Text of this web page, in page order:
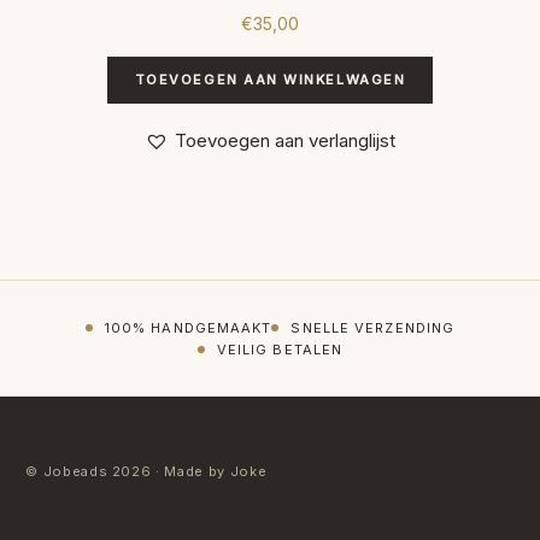
€35,00
TOEVOEGEN AAN WINKELWAGEN
Toevoegen aan verlanglijst
100% HANDGEMAAKT
SNELLE VERZENDING
VEILIG BETALEN
© Jobeads 2026 · Made by Joke